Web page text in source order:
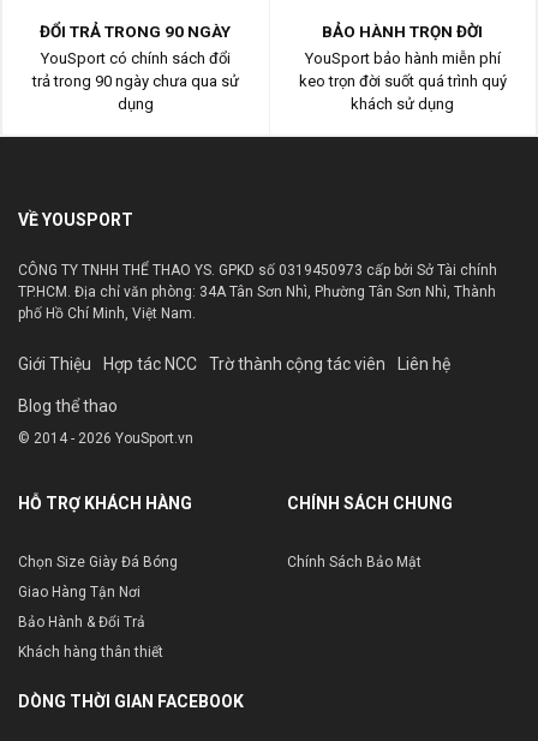
ĐỔI TRẢ TRONG 90 NGÀY
YouSport có chính sách đổi
trả trong 90 ngày chưa qua sử
dụng
BẢO HÀNH TRỌN ĐỜI
YouSport bảo hành miễn phí
keo trọn đời suốt quá trình quý
khách sử dụng
VỀ YOUSPORT
CÔNG TY TNHH THỂ THAO YS. GPKD số 0319450973 cấp bởi Sở Tài chính
TP.HCM. Địa chỉ văn phòng: 34A Tân Sơn Nhì, Phường Tân Sơn Nhì, Thành
phố Hồ Chí Minh, Việt Nam.
Giới Thiệu Hợp tác NCC Trờ thành cộng tác viên Liên hệ
Blog thể thao
© 2014 - 2026 YouSport.vn
HỖ TRỢ KHÁCH HÀNG
Chọn Size Giày Đá Bóng
Giao Hàng Tận Nơi
Bảo Hành & Đổi Trả
Khách hàng thân thiết
CHÍNH SÁCH CHUNG
Chính Sách Bảo Mật
DÒNG THỜI GIAN FACEBOOK